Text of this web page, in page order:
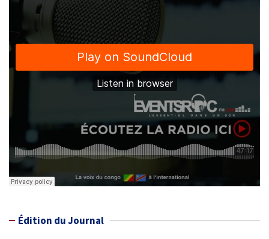
Édition du Journal